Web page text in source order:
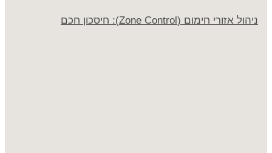
ניהול אזורי חימום (Zone Control): חיסכון חכם